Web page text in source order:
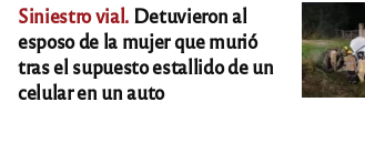
Siniestro vial. Detuvieron al
esposo de la mujer que murió
tras el supuesto estallido de un
celular en un auto